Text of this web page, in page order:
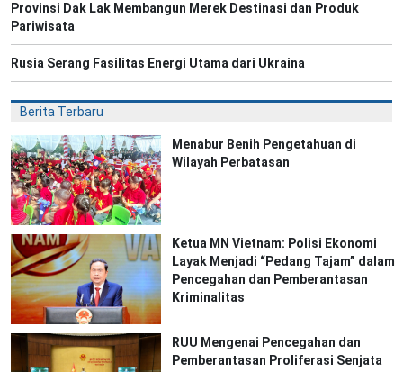
Provinsi Dak Lak Membangun Merek Destinasi dan Produk
Pariwisata
Rusia Serang Fasilitas Energi Utama dari Ukraina
Berita Terbaru
Menabur Benih Pengetahuan di
Wilayah Perbatasan
Ketua MN Vietnam: Polisi Ekonomi
Layak Menjadi “Pedang Tajam” dalam
Pencegahan dan Pemberantasan
Kriminalitas
RUU Mengenai Pencegahan dan
Pemberantasan Proliferasi Senjata